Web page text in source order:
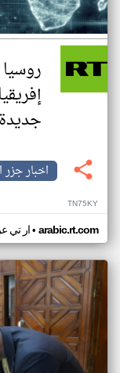
جديدة
اخبار جزر
TN75KY
ار تي• arabic.rt.com